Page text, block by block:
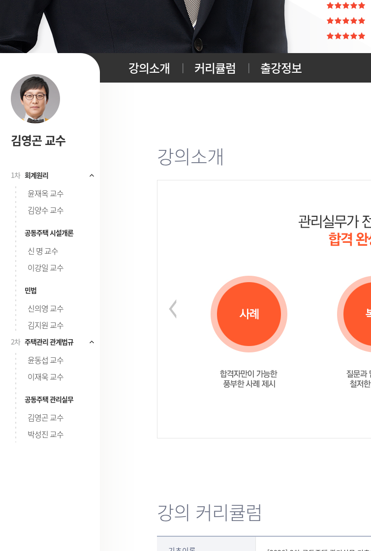
김영곤 교수
1차
시험
회계원리
윤재옥 교수
김양수 교수
공동주택 시설개론
신 명 교수
이강일 교수
민법
신의영 교수
김지원 교수
2차
시험
주택관리 관계법규
윤동섭 교수
이재욱 교수
공동주택 관리실무
김영곤 교수
박성진 교수
강의소개 커리큘럼 출강정보
강의소개
강의 커리큘럼